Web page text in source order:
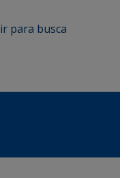
ir para busca